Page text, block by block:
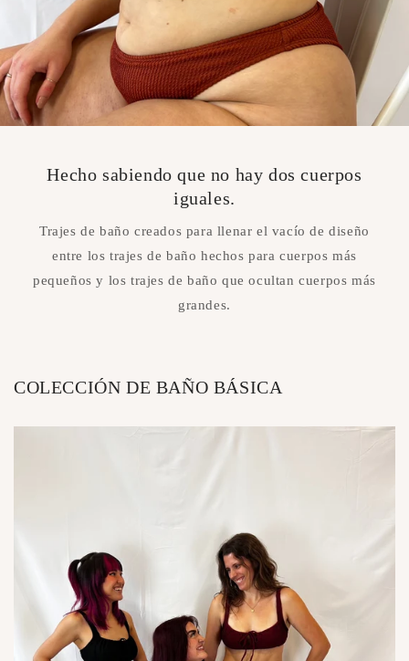
Hecho sabiendo que no hay dos cuerpos
iguales.
Trajes de baño creados para llenar el vacío de diseño
entre los trajes de baño hechos para cuerpos más
pequeños y los trajes de baño que ocultan cuerpos más
grandes.
COLECCIÓN DE BAÑO BÁSICA